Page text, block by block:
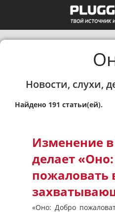
Новости, слухи,
Найдено 191 статьи(ей).
Изменение
делает
пожаловать
«Оно: Добро